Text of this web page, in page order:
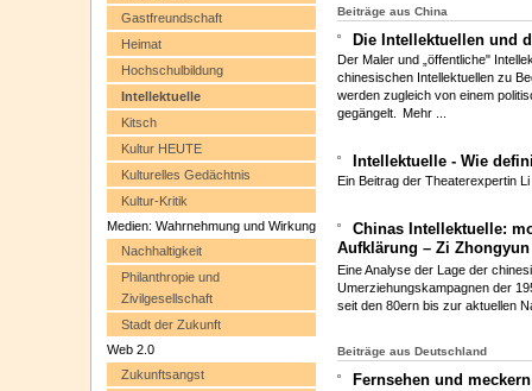
Gastfreundschaft
Heimat
Hochschulbildung
Intellektuelle
Kitsch
Kultur HEUTE
Kulturelles Gedächtnis
Kultur-Kritik
Medien: Wahrnehmung und Wirkung
Nachhaltigkeit
Philanthropie und
Zivilgesellschaft
Stadt der Zukunft
Web 2.0
Zukunftsangst
Beiträge aus China
Die Intellektuellen und
Der Maler und „öffentliche"
chinesischen Intellektuellen zu
werden zugleich von einem
gegängelt.
Mehr ...
Intellektuelle - Wie
Ein Beitrag der Theaterexpertin
Chinas Intellektuelle:
Aufklärung – Zi
Eine Analyse der Lage der
Umerziehungskampagnen der
seit den 80ern bis zur aktuellen
Beiträge aus Deutschland
Fernsehen und meckern